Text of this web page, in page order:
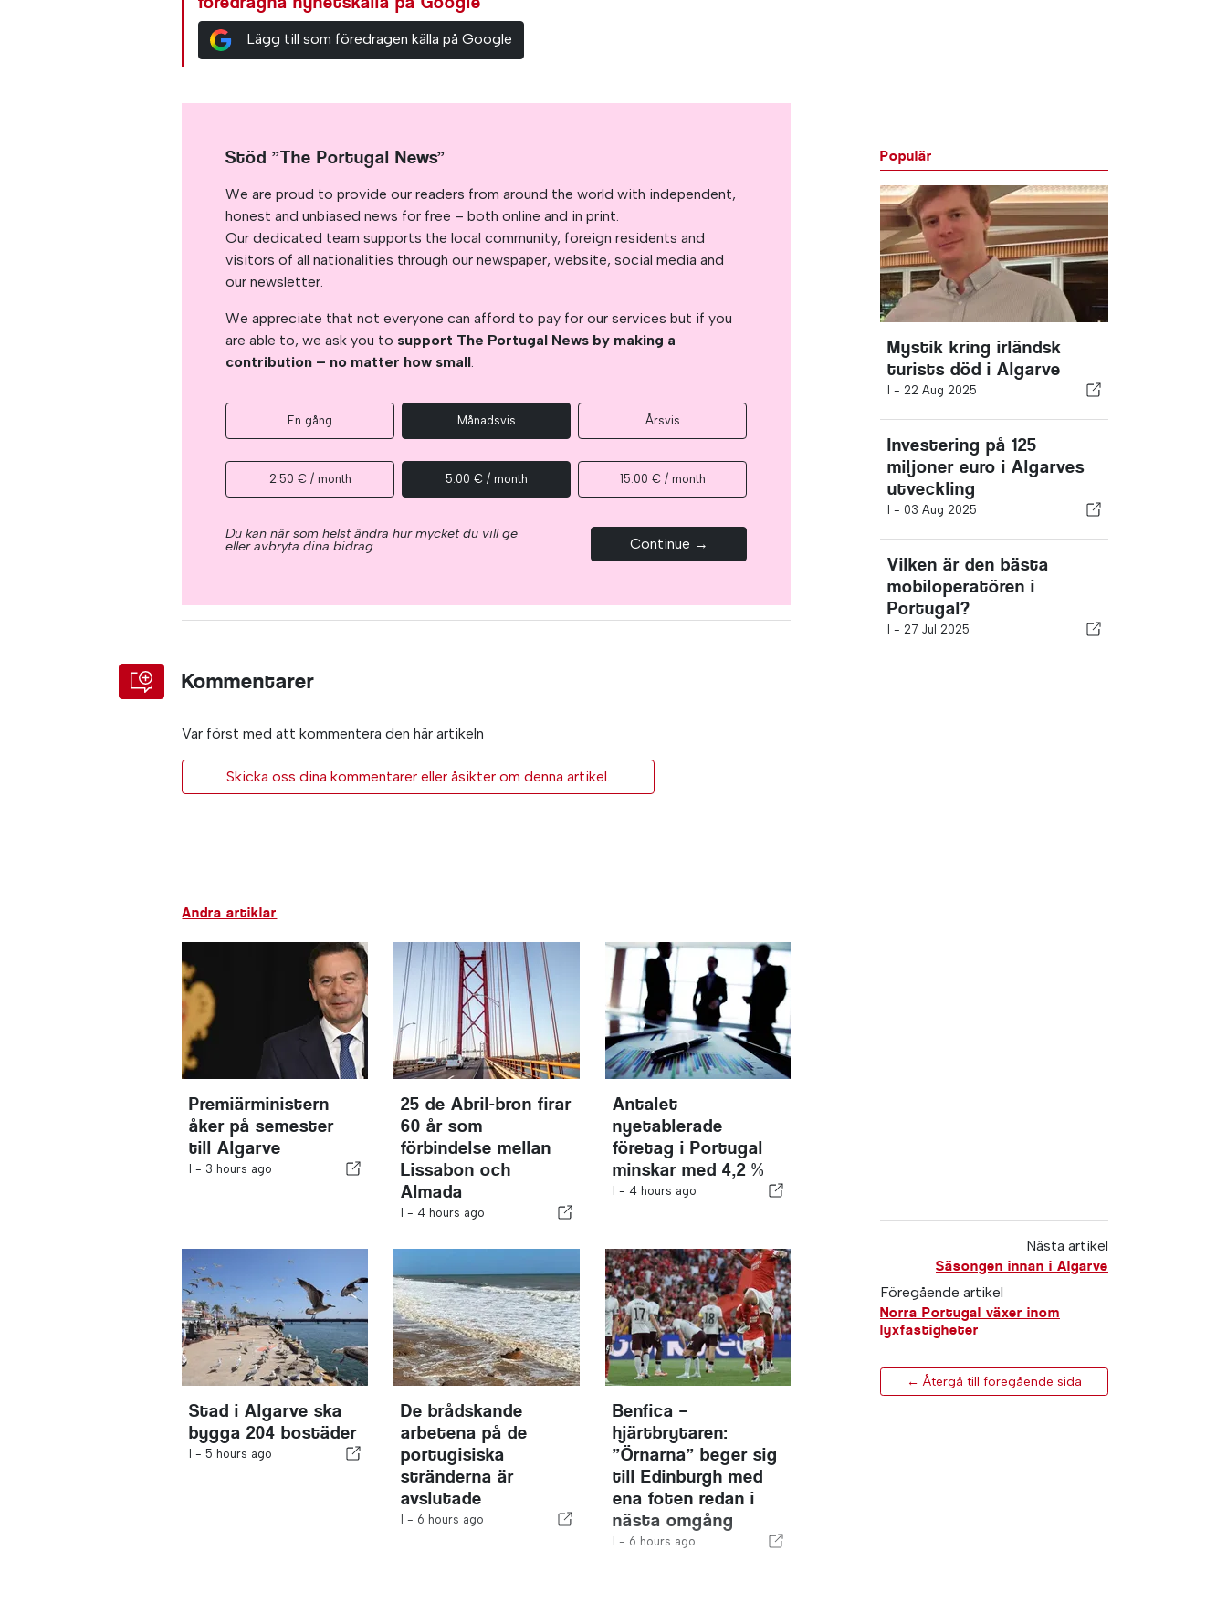
Lägg till som föredragen källa på Google
Stöd ”The Portugal News”
We are proud to provide our readers from around the world with independent,
honest and unbiased news for free – both online and in print.
Our dedicated team supports the local community, foreign residents and
visitors of all nationalities through our newspaper, website, social media and
our newsletter.
We appreciate that not everyone can afford to pay for our services but if you
are able to, we ask you to support The Portugal News by making a
contribution – no matter how small.
En gång Månadsvis Årsvis
2.50 € / month 5.00 € / month 15.00 € / month
Du kan när som helst ändra hur mycket du vill ge
eller avbryta dina bidrag. Continue →
Kommentarer
Var först med att kommentera den här artikeln
Skicka oss dina kommentarer eller åsikter om denna artikel.
Populär
Mystik kring irländsk
turists död i Algarve
I - 22 Aug 2025
Investering på 125
miljoner euro i Algarves
utveckling
I - 03 Aug 2025
Vilken är den bästa
mobiloperatören i
Portugal?
I - 27 Jul 2025
Andra artiklar
Premiärministern
åker på semester
till Algarve
I - 3 hours ago
25 de Abril-bron firar
60 år som
förbindelse mellan
Lissabon och
Almada
I - 4 hours ago
Antalet
nyetablerade
företag i Portugal
minskar med 4,2 %
I - 4 hours ago
Stad i Algarve ska
bygga 204 bostäder
I -5 hours ago
De brådskande
arbetena på de
portugisiska
stränderna är
avslutade
I - 6 hours ago
Benfica –
hjärtbrytaren:
”Örnarna” beger sig
till Edinburgh med
ena foten redan i
nästa omgång
I - 6 hours ago
Nästa artikel
Säsongen innan i Algarve
Föregående artikel
Norra Portugal växer inom
lyxfastigheter
← Återgå till föregående sida